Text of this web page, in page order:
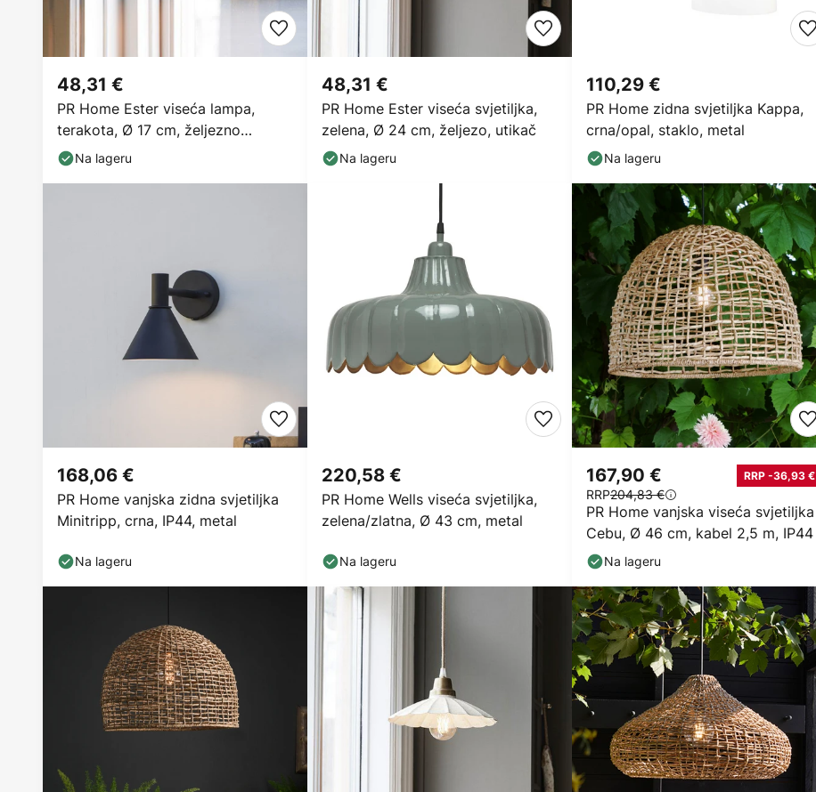
PR Home Ester viseća lampa,
terakota, Ø 17 cm, željezno
utičnica
48,31 €
Na lageru
PR Home Ester viseća svjetiljka,
zelena, Ø 24 cm, željezo, utikač
48,31 €
Na lageru
PR Home zidna svjetiljka Kappa,
crna/opal, staklo, metal
110,29 €
Na lageru
PR Home vanjska zidna svjetiljka
Minitripp, crna, IP44, metal
168,06 €
Na lageru
PR Home Wells viseća svjetiljka,
zelena/zlatna, Ø 43 cm, metal
220,58 €
Na lageru
PR Home vanjska viseća svjetiljka
Cebu, Ø 46 cm, kabel 2,5 m, IP44
167,90 € RRP -36,93 €
RRP204,83 €
Na lageru